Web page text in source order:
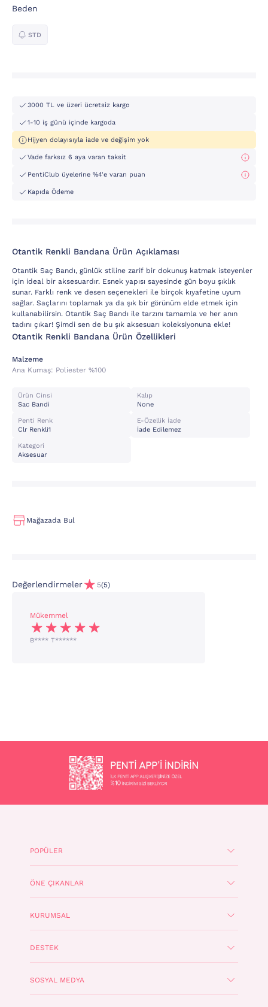
Beden
STD
3000 TL ve üzeri ücretsiz kargo
1-10 iş günü içinde kargoda
Hijyen dolayısıyla iade ve değişim yok
Vade farksız 6 aya varan taksit
PentiClub üyelerine %4'e varan puan
Kapıda Ödeme
Otantik Renkli Bandana Ürün Açıklaması
Otantik Saç Bandı, günlük stiline zarif bir dokunuş katmak isteyenler
için ideal bir aksesuardır. Esnek yapısı sayesinde gün boyu şıklık
sunar. Farklı renk ve desen seçenekleri ile birçok kıyafetine uyum
sağlar. Saçlarını toplamak ya da şık bir görünüm elde etmek için
kullanabilirsin. Otantik Saç Bandı ile tarzını tamamla ve her anın
tadını çıkar! Şimdi sen de bu şık aksesuarı koleksiyonuna ekle!
Otantik Renkli Bandana Ürün Özellikleri
Malzeme
Ana Kumaş: Poli̇ester %100
Ürün Cinsi
Sac Bandi
Kalıp
None
Penti Renk
Clr Renkli1
E-Özellik İade
İade Edilemez
Kategori
Aksesuar
Mağazada Bul
Değerlendirmeler 5(5)
Mükemmel
B**** T******
POPÜLER
ÖNE ÇIKANLAR
KURUMSAL
DESTEK
SOSYAL MEDYA